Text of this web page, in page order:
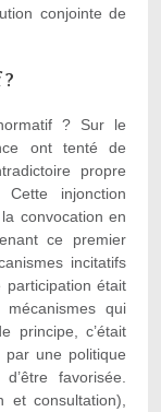
conjointe de
? Sur le
ont tenté de
propre
injonction
convocation en
ce premier
incitatifs
participation était
qui
principe, c’était
une politique
favorisée.
et consultation),